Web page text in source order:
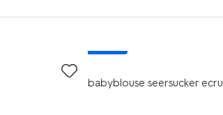
babyblouse seersucker ecru